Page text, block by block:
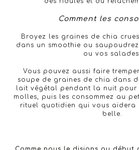
Comment les
Broyez les graines de chia
dans un smoothie ou
ou vos
Vous pouvez aussi faire
soupe de graines de chia dans
lait végétal pendant la nuit pour
molles, puis les consommez au
rituel quotidien qui vous aidera
belle.